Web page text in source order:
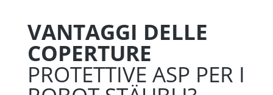
VANTAGGI DELLE
COPERTURE
PROTETTIVE ASP PER I